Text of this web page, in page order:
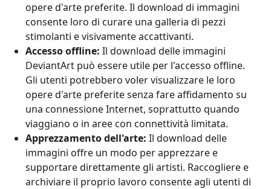
opere d'arte preferite. Il download di immagini
consente loro di curare una galleria di pezzi
stimolanti e visivamente accattivanti.
Accesso offline: Il download delle immagini
DeviantArt può essere utile per l'accesso offline.
Gli utenti potrebbero voler visualizzare le loro
opere d'arte preferite senza fare affidamento su
una connessione Internet, soprattutto quando
viaggiano o in aree con connettività limitata.
Apprezzamento dell'arte: Il download delle
immagini offre un modo per apprezzare e
supportare direttamente gli artisti. Raccogliere e
archiviare il proprio lavoro consente agli utenti di